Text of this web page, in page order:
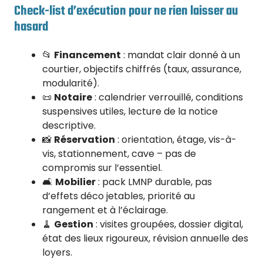
Check-list d’exécution pour ne rien laisser au
hasard
📂 Financement : mandat clair donné à un
courtier, objectifs chiffrés (taux, assurance,
modularité).
📜 Notaire: calendrier verrouillé, conditions
suspensives utiles, lecture de la notice
descriptive.
📸 Réservation : orientation, étage, vis-à-
vis, stationnement, cave – pas de
compromis sur l’essentiel.
🛋️ Mobilier: pack LMNP durable, pas
d’effets déco jetables, priorité au
rangement et à l’éclairage.
🧹 Gestion : visites groupées, dossier digital,
état des lieux rigoureux, révision annuelle des
loyers.